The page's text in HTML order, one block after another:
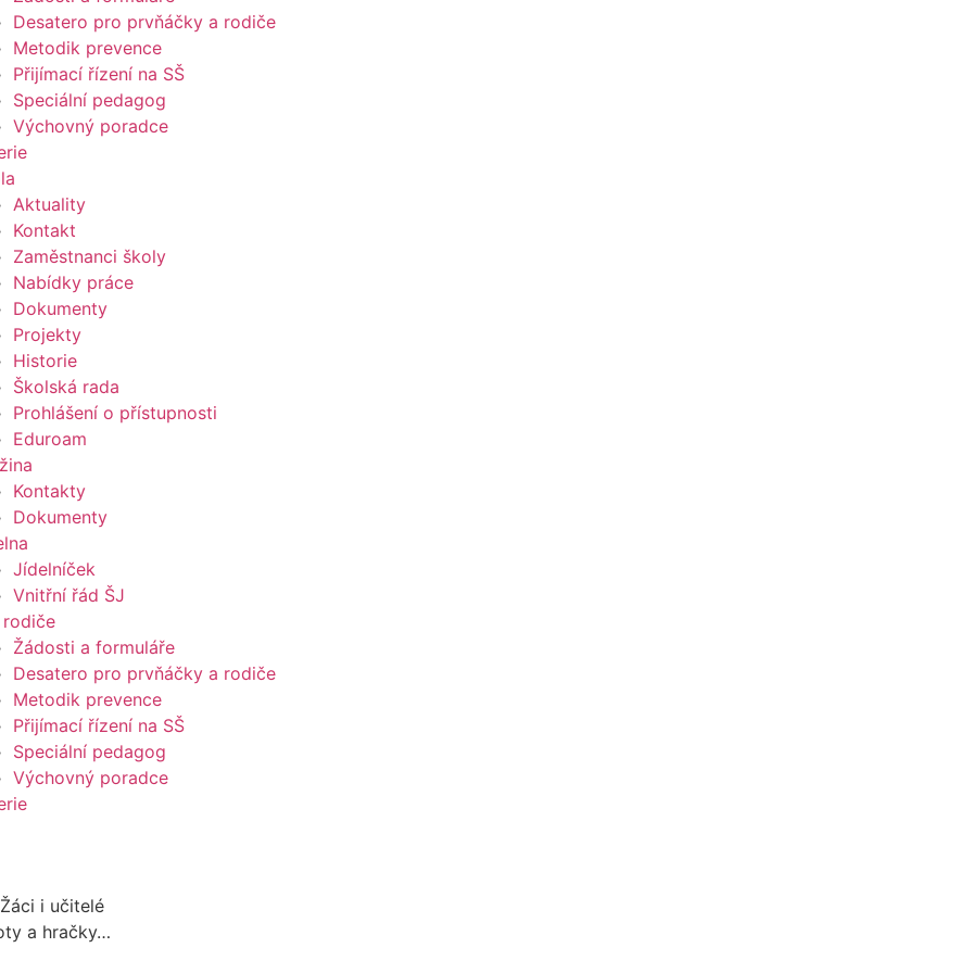
Desatero pro prvňáčky a rodiče
Metodik prevence
Přijímací řízení na SŠ
Speciální pedagog
Výchovný poradce
Aktuality
Kontakt
Zaměstnanci školy
Nabídky práce
Dokumenty
Projekty
Historie
Školská rada
Prohlášení o přístupnosti
Eduroam
Kontakty
Dokumenty
Jídelníček
Vnitřní řád ŠJ
rodiče
Žádosti a formuláře
Desatero pro prvňáčky a rodiče
Metodik prevence
Přijímací řízení na SŠ
Speciální pedagog
Výchovný poradce
i učitelé
a hračky…